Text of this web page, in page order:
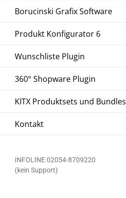
Borucinski Grafix Software
Produkt Konfigurator 6
Wunschliste Plugin
360° Shopware Plugin
KITX Produktsets und Bundles
Kontakt
INFOLINE 02054-8709220
(kein Support)